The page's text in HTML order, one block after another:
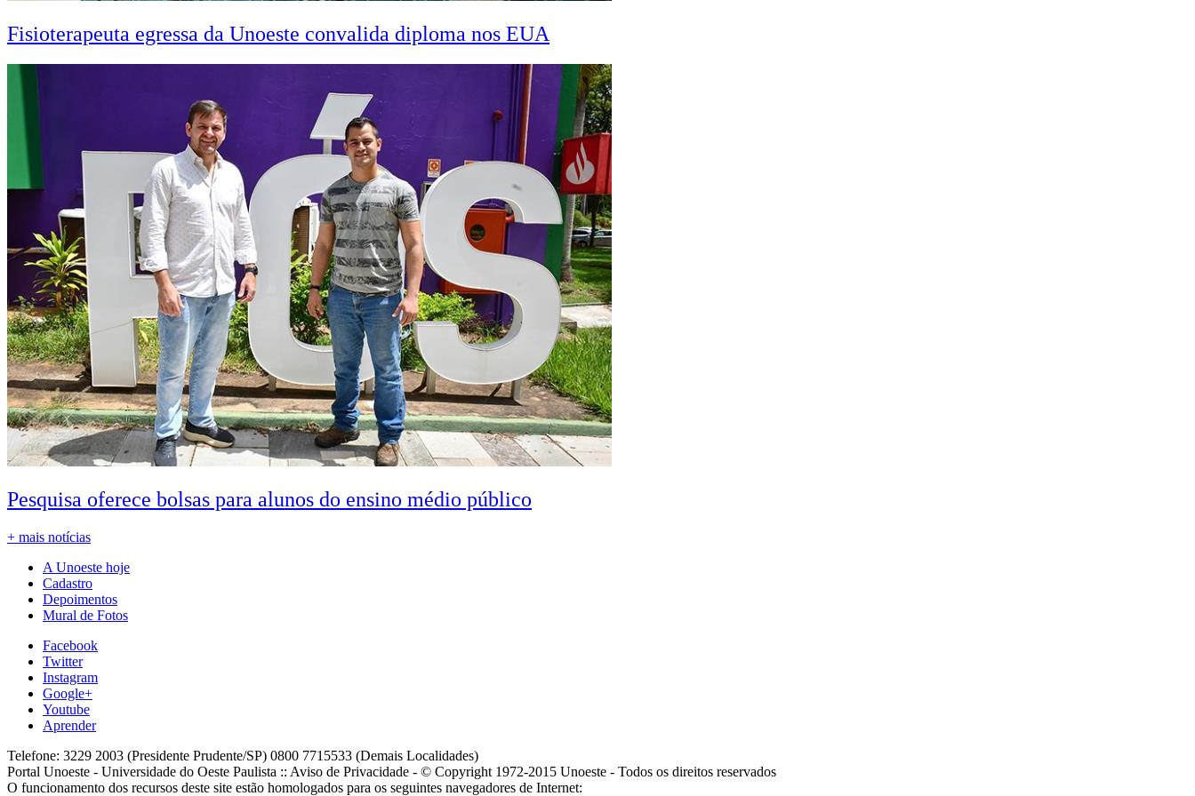
Fisioterapeuta egressa da Unoeste convalida diploma nos EUA
Pesquisa oferece bolsas para alunos do ensino médio público
+ mais notícias
A Unoeste hoje
Cadastro
Depoimentos
Mural de Fotos
Facebook
Twitter
Instagram
Google+
Youtube
Aprender
Telefone: 3229 2003 (Presidente Prudente/SP) 0800 7715533 (Demais Localidades)
Portal Unoeste - Universidade do Oeste Paulista :: Aviso de Privacidade - © Copyright 1972-2015 Unoeste - Todos os direitos reservados
O funcionamento dos recursos deste site estão homologados para os seguintes navegadores de Internet: